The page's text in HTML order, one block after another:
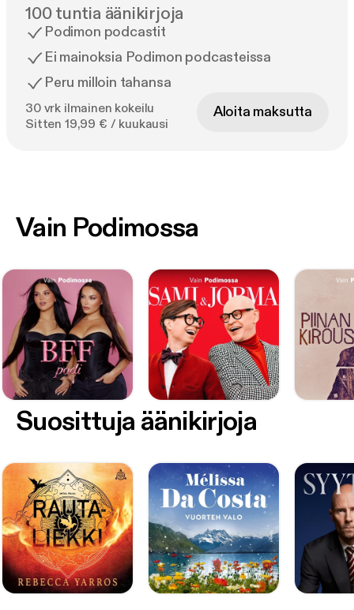
100 tuntia äänikirjoja
Podimon podcastit
Ei mainoksia Podimon podcasteissa
Peru milloin tahansa
30 vrk ilmainen kokeilu
Sitten 19,99 € / kuukausi
Aloita maksutta
Vain Podimossa
Suosittuja äänikirjoja